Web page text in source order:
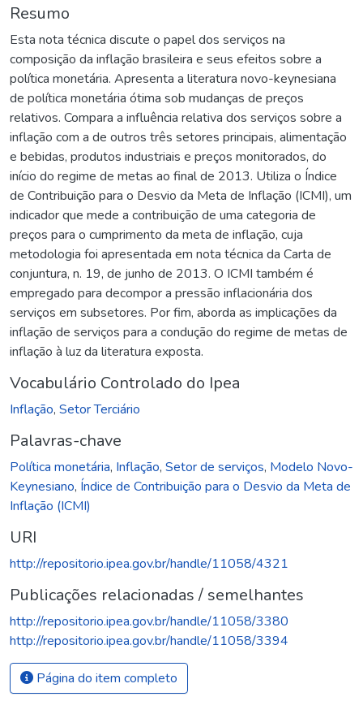
Resumo
Esta nota técnica discute o papel dos serviços na
composição da inflação brasileira e seus efeitos sobre a
política monetária. Apresenta a literatura novo-keynesiana
de política monetária ótima sob mudanças de preços
relativos. Compara a influência relativa dos serviços sobre a
inflação com a de outros três setores principais, alimentação
e bebidas, produtos industriais e preços monitorados, do
início do regime de metas ao final de 2013. Utiliza o Índice
de Contribuição para o Desvio da Meta de Inflação (ICMI), um
indicador que mede a contribuição de uma categoria de
preços para o cumprimento da meta de inflação, cuja
metodologia foi apresentada em nota técnica da Carta de
conjuntura, n. 19, de junho de 2013. O ICMI também é
empregado para decompor a pressão inflacionária dos
serviços em subsetores. Por fim, aborda as implicações da
inflação de serviços para a condução do regime de metas de
inflação à luz da literatura exposta.
Vocabulário Controlado do Ipea
Inflação, Setor Terciário
Palavras-chave
Política monetária, Inflação, Setor de serviços, Modelo Novo-
Keynesiano, Índice de Contribuição para o Desvio da Meta de
Inflação (ICMI)
URI
http://repositorio.ipea.gov.br/handle/11058/4321
Publicações relacionadas / semelhantes
http://repositorio.ipea.gov.br/handle/11058/3380
http://repositorio.ipea.gov.br/handle/11058/3394
Página do item completo